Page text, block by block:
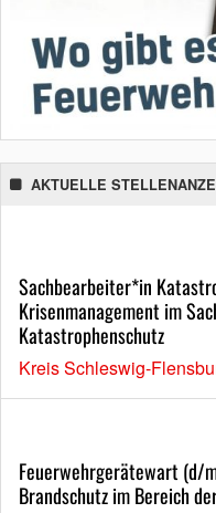
AKTUELLE
Sachbearbeiter*in
Krisenmanagement im
Katastrophenschutz
Kreis Schleswig-
Feuerwehrgerätewart (d/
Brandschutz im Bereich